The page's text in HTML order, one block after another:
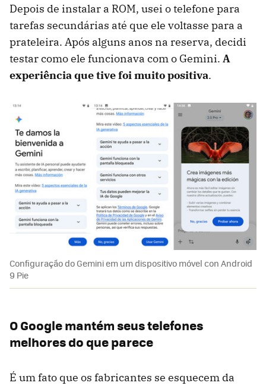
Depois de instalar a ROM, usei o telefone para
tarefas secundárias até que ele voltasse para a
prateleira. Após alguns anos na reserva, decidi
testar como ele funcionava com o Gemini. A
experiência que tive foi muito positiva.
Configuração do Gemini em um dispositivo móvel con Android
9 Pie
O Google mantém seus telefones
melhores do que parece
É um fato que os fabricantes se esquecem da